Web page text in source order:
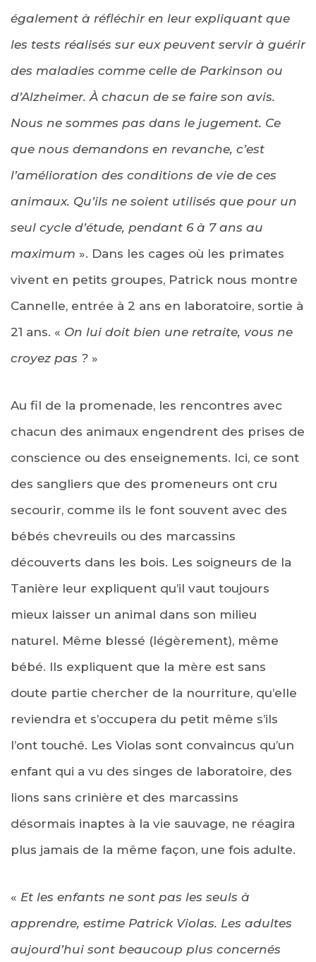
également à réfléchir en leur expliquant que
les tests réalisés sur eux peuvent servir à guérir
des maladies comme celle de Parkinson ou
d’Alzheimer. À chacun de se faire son avis.
Nous ne sommes pas dans le jugement. Ce
que nous demandons en revanche, c’est
l’amélioration des conditions de vie de ces
animaux. Qu’ils ne soient utilisés que pour un
seul cycle d’étude, pendant 6 à 7 ans au
maximum ». Dans les cages où les primates
vivent en petits groupes, Patrick nous montre
Cannelle, entrée à 2 ans en laboratoire, sortie à
21 ans. « On lui doit bien une retraite, vous ne
croyez pas ? »
Au fil de la promenade, les rencontres avec
chacun des animaux engendrent des prises de
conscience ou des enseignements. Ici, ce sont
des sangliers que des promeneurs ont cru
secourir, comme ils le font souvent avec des
bébés chevreuils ou des marcassins
découverts dans les bois. Les soigneurs de la
Tanière leur expliquent qu’il vaut toujours
mieux laisser un animal dans son milieu
naturel. Même blessé (légèrement), même
bébé. Ils expliquent que la mère est sans
doute partie chercher de la nourriture, qu’elle
reviendra et s’occupera du petit même s’ils
l’ont touché. Les Violas sont convaincus qu’un
enfant qui a vu des singes de laboratoire, des
lions sans crinière et des marcassins
désormais inaptes à la vie sauvage, ne réagira
plus jamais de la même façon, une fois adulte.
« Et les enfants ne sont pas les seuls à
apprendre, estime Patrick Violas. Les adultes
aujourd’hui sont beaucoup plus concernés